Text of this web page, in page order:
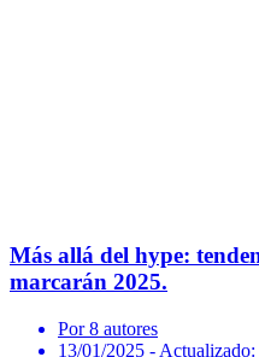
Más allá del hype:
marcarán 2025.
Por 8 autores
13/01/2025 -